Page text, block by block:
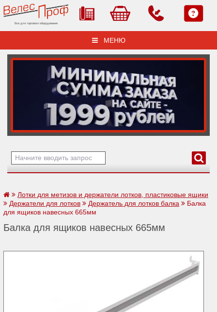
Все для торгового оборудования
МЕНЮ
Лотки для метизов и держатели лотков, пластиковые ящики
Держатели для лотков
Держатель для лотков балка
Балка
для ящиков навесных 665мм
Балка для ящиков навесных 665мм